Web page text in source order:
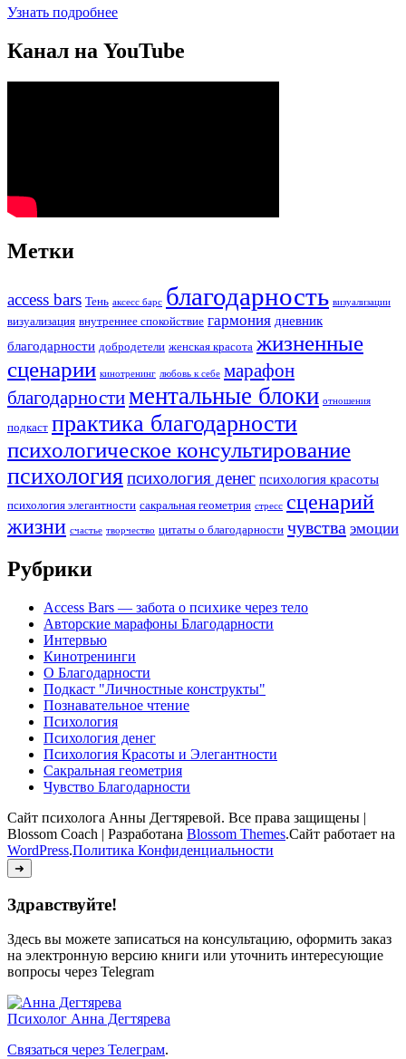
Узнать подробнее
Канал на YouTube
Метки
access bars Тень аксесс барс благодарность визуализации
визуализация внутреннее спокойствие гармония дневник
благодарности добродетели женская красота жизненные
сценарии кинотренинг любовь к себе марафон
благодарностиментальные блоки отношения
подкаст практика благодарности
психологическое консультирование
психологияпсихология денег психология красоты
психология элегантности сакральная геометрия стресс сценарий
жизни счастье творчество цитаты о благодарности чувства эмоции
Рубрики
Access Bars — забота о психике через тело
Авторские марафоны Благодарности
Интервью
Кинотренинги
О Благодарности
Подкаст "Личностные конструкты"
Познавательное чтение
Психология
Психология денег
Психология Красоты и Элегантности
Сакральная геометрия
Чувство Благодарности
Сайт психолога Анны Дегтяревой. Все права защищены |
Blossom Coach | Разработана Blossom Themes.Сайт работает на
WordPress.Политика Конфиденциальности
➜
Здравствуйте!
Здесь вы можете записаться на консультацию, оформить заказ
на электронную версию книги или уточнить интересующие
вопросы через Telegram
Психолог Анна Дегтярева
Связаться через Телеграм.